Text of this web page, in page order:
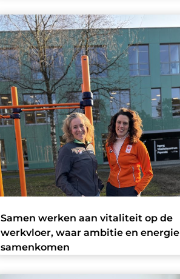
Samen werken aan vitaliteit op de
werkvloer, waar ambitie en energie
samenkomen